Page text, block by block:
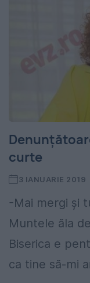
curte
3 IANUARIE 2019
-Mai mergi și
Muntele ăla
Biserica e
ca tine să-mi